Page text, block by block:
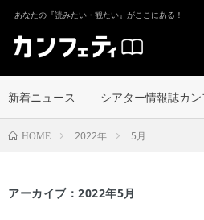
あなたの『読みたい・観たい』がここにある！
新着ニュース シアター情報誌カン
HOME 2022年 5月
アーカイブ：2022年5月